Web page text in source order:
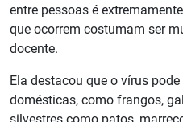
entre pessoas é
que ocorrem costumam ser
docente.
Ela destacou que o vírus
domésticas, como frangos,